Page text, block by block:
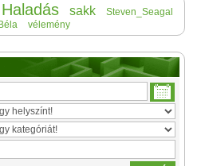
Haladás sakk
Steven_Seagal
vélemény